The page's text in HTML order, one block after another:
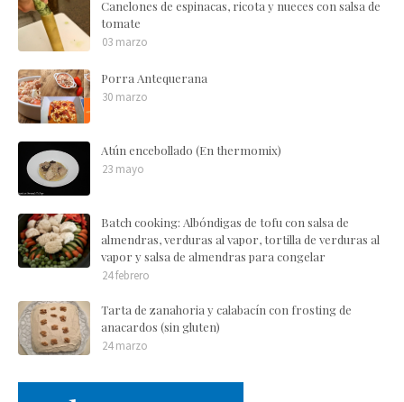
Canelones de espinacas, ricota y nueces con salsa de
tomate
03 marzo
Porra Antequerana
30 marzo
Atún encebollado (En thermomix)
23 mayo
Batch cooking: Albóndigas de tofu con salsa de
almendras, verduras al vapor, tortilla de verduras al
vapor y salsa de almendras para congelar
24 febrero
Tarta de zanahoria y calabacín con frosting de
anacardos (sin gluten)
24 marzo